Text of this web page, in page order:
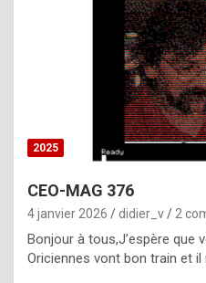
2025
CEO-MAG 376
4 janvier 2026 didier_v 2
Bonjour à tous,J’espère que
Oriciennes vont bon train et il